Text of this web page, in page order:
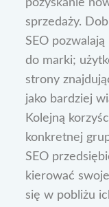
pozyskanie
sprzedaży.
SEO
do marki;
strony
jako bardziej
Kolejną
konkretnej
SEO
kierować
się w pobliżu